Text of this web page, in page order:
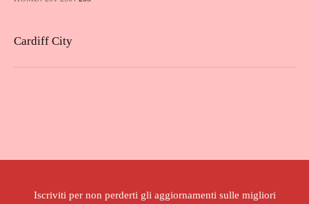
Cardiff City
Iscriviti per non perderti gli aggiornamenti sulle migliori